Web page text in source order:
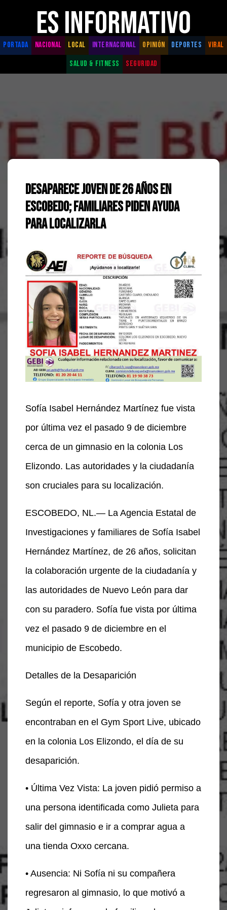
ES INFORMATIVO
PORTADA NACIONAL LOCAL INTERNACIONAL OPINIÓN DEPORTES
VIRAL
SALUD & FITNESS
SEGURIDAD
Desaparece Joven de 26 Años en
Escobedo; Familiares Piden Ayuda
para Localizarla
Sofía Isabel Hernández Martínez fue vista
por última vez el pasado 9 de diciembre
cerca de un gimnasio en la colonia Los
Elizondo. Las autoridades y la ciudadanía
son cruciales para su localización.
ESCOBEDO, NL.— La Agencia Estatal de
Investigaciones y familiares de Sofía Isabel
Hernández Martínez, de 26 años, solicitan
la colaboración urgente de la ciudadanía y
las autoridades de Nuevo León para dar
con su paradero. Sofía fue vista por última
vez el pasado 9 de diciembre en el
municipio de Escobedo.
Detalles de la Desaparición
Según el reporte, Sofía y otra joven se
encontraban en el Gym Sport Live, ubicado
en la colonia Los Elizondo, el día de su
desaparición.
• Última Vez Vista: La joven pidió permiso a
una persona identificada como Julieta para
salir del gimnasio e ir a comprar agua a
una tienda Oxxo cercana.
• Ausencia: Ni Sofía ni su compañera
regresaron al gimnasio, lo que motivó a